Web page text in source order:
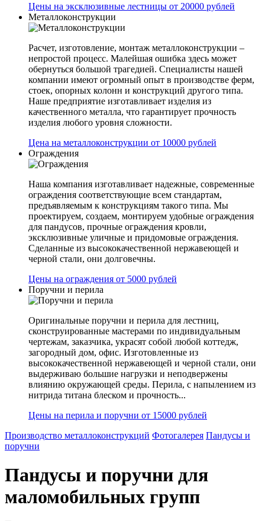
Цены на эксклюзивные лестницы от 20000 рублей
Металлоконструкции
Расчет, изготовление, монтаж металлоконструкции –
непростой процесс. Малейшая ошибка здесь может
обернуться большой трагедией. Специалисты нашей
компании имеют огромный опыт в производстве ферм,
стоек, опорных колонн и конструкций другого типа.
Наше предприятие изготавливает изделия из
качественного металла, что гарантирует прочность
изделия любого уровня сложности.
Цена на металлоконструкции от 10000 рублей
Ограждения
Наша компания изготавливает надежные, современные
ограждения соответствующие всем стандартам,
предъявляемым к конструкциям такого типа. Мы
проектируем, создаем, монтируем удобные ограждения
для пандусов, прочные ограждения кровли,
эксклюзивные уличные и придомовые ограждения.
Сделанные из высококачественной нержавеющей и
черной стали, они долговечны.
Цены на ограждения от 5000 рублей
Поручни и перила
Оригинальные поручни и перила для лестниц,
сконструированные мастерами по индивидуальным
чертежам, заказчика, украсят собой любой коттедж,
загородный дом, офис. Изготовленные из
высококачественной нержавеющей и черной стали, они
выдерживаю большие нагрузки и неподвержены
влиянию окружающей среды. Перила, с напылением из
нитрида титана блеском и прочность...
Цены на перила и поручни от 15000 рублей
Производство металлоконструкций Фотогалерея Пандусы и
поручни
Пандусы и поручни для
маломобильных групп